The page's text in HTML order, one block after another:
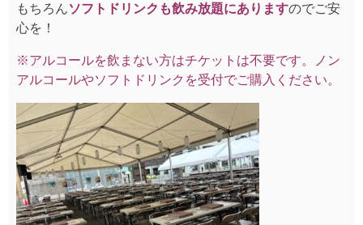
もちろんソフトドリンクも飲み放題にありますのでご安
心を！
※アルコールを飲まない方はチケットは不要です。ノン
アルコールやソフトドリンクを受付でご購入ください。